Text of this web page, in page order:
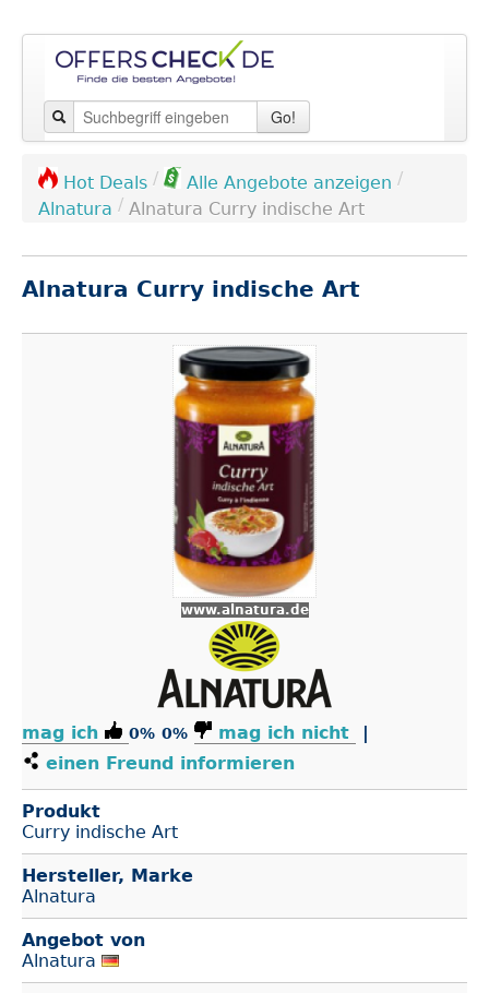
Go!
Hot Deals / Alle Angebote anzeigen /
Alnatura / Alnatura Curry indische Art
Alnatura Curry indische Art
www.alnatura.de
mag ich 0% 0% mag ich nicht
|
einen Freund informieren
Produkt
Curry indische Art
Hersteller, Marke
Alnatura
Angebot von
Alnatura